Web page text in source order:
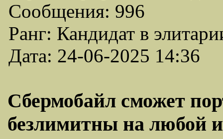
Сообщения: 996
Ранг: Кандидат в
Дата: 24-06-2025 14:36
Сбермобайл сможет
безлимитны на любой